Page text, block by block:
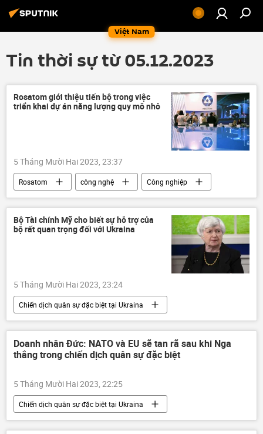
Việt Nam
Tin thời sự từ 05.12.2023
Rosatom giới thiệu tiến bộ trong việc
triển khai dự án năng lượng quy mô nhỏ
5 Tháng Mười Hai 2023, 23:37
Rosatom công nghệ
Công nghiệp
Nga
Thế giới
Bắc Cực
năng lượng
năng lượng hạt nhân
nhà máy điện hạt nhân
Bộ Tài chính Mỹ cho biết sự hỗ trợ của
bộ rất quan trọng đối với Ukraina
5 Tháng Mười Hai 2023, 23:24
Chiến dịch quân sự đặc biệt tại Ukraina
Bộ Tài chính Hoa Kỳ
Hoa Kỳ
viện trợ quân sự
Đảng Cộng hòa
Thế giới
Chính trị
Kinh tế
xung đột quân sự
Doanh nhân Đức: NATO và EU sẽ tan rã sau khi Nga
thắng trong chiến dịch quân sự đặc biệt
5 Tháng Mười Hai 2023, 22:25
Chiến dịch quân sự đặc biệt tại Ukraina
Nga
NATO